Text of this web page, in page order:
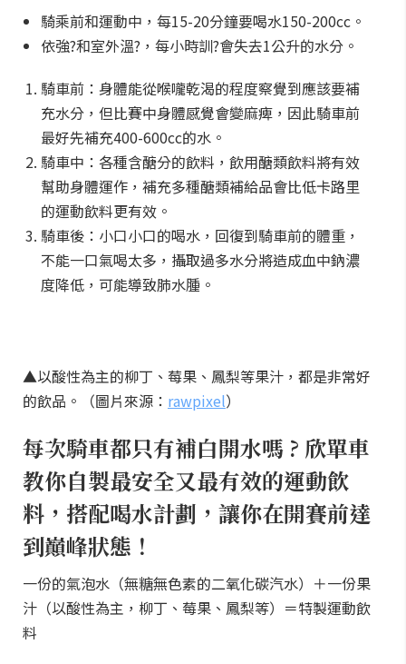
騎乘前和運動中，每15-20分鐘要喝水150-200cc。
依強?和室外溫?，每小時訓?會失去1公升的水分。
騎車前：身體能從喉嚨乾渴的程度察覺到應該要補
充水分，但比賽中身體感覺會變麻痺，因此騎車前
最好先補充400-600cc的水。
騎車中：各種含醣分的飲料，飲用醣類飲料將有效
幫助身體運作，補充多種醣類補給品會比低卡路里
的運動飲料更有效。
騎車後：小口小口的喝水，回復到騎車前的體重，
不能一口氣喝太多，攝取過多水分將造成血中鈉濃
度降低，可能導致肺水腫。
▲以酸性為主的柳丁、莓果、鳳梨等果汁，都是非常好
的飲品。（圖片來源： rawpixel）
每次騎車都只有補白開水嗎 ? 欣單車
教你自製最安全又最有效的運動飲
料，搭配喝水計劃，讓你在開賽前達
到巔峰狀態！
一份的氣泡水（無糖無色素的二氧化碳汽水）＋一份果
汁（以酸性為主，柳丁、莓果、鳳梨等）＝特製運動飲
料